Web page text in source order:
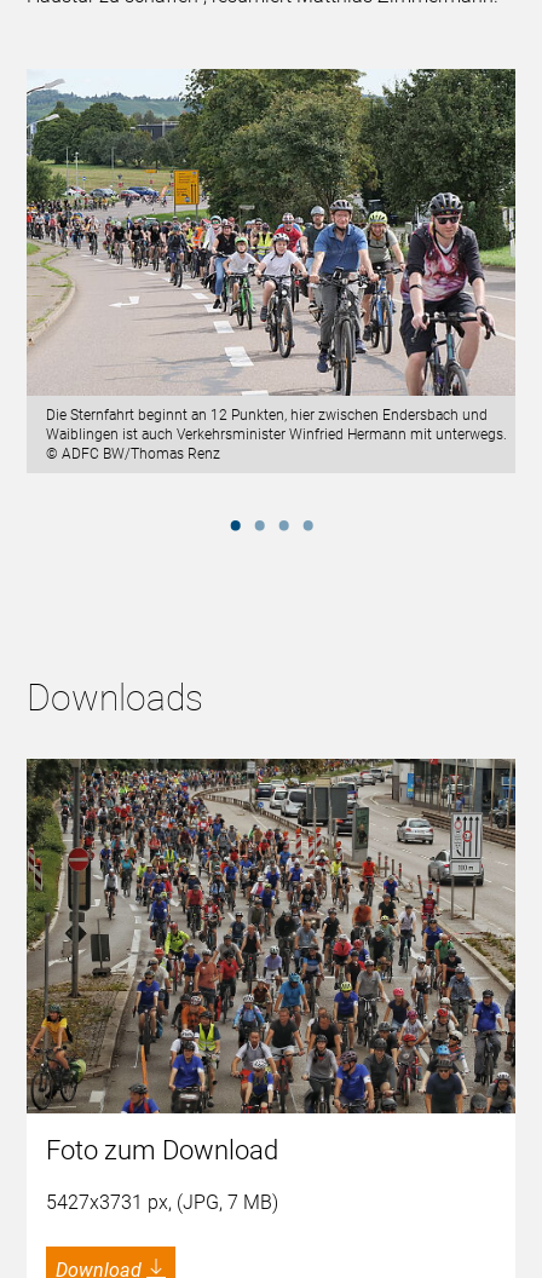
Die Sternfahrt beginnt an 12 Punkten, hier zwischen Endersbach und
Waiblingen ist auch Verkehrsminister Winfried Hermann mit unterwegs.
© ADFC BW/Thomas Renz
Downloads
Foto zum Download
5427x3731 px, (JPG, 7 MB)
Download